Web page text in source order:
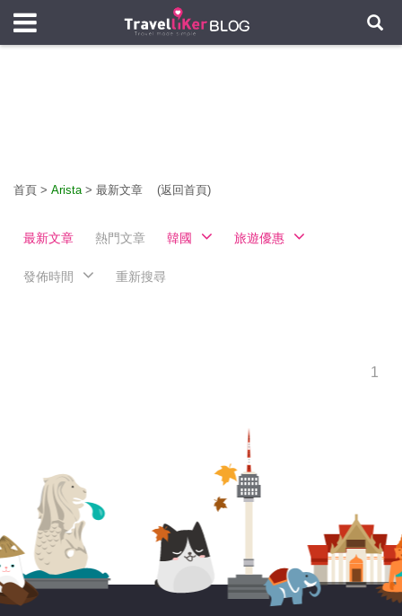
首頁 > Arista> 最新文章 (返回首頁)
最新文章 熱門文章 韓國 旅遊優惠
發佈時間 重新搜尋
1